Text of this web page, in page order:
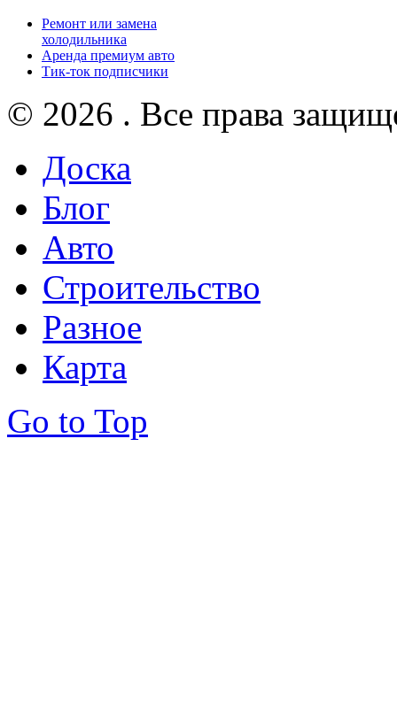
Ремонт или замена
холодильника
Аренда премиум авто
Тик-ток подписчики
© 2026 . Все права
Доска
Блог
Авто
Строительство
Разное
Карта
Go to Top